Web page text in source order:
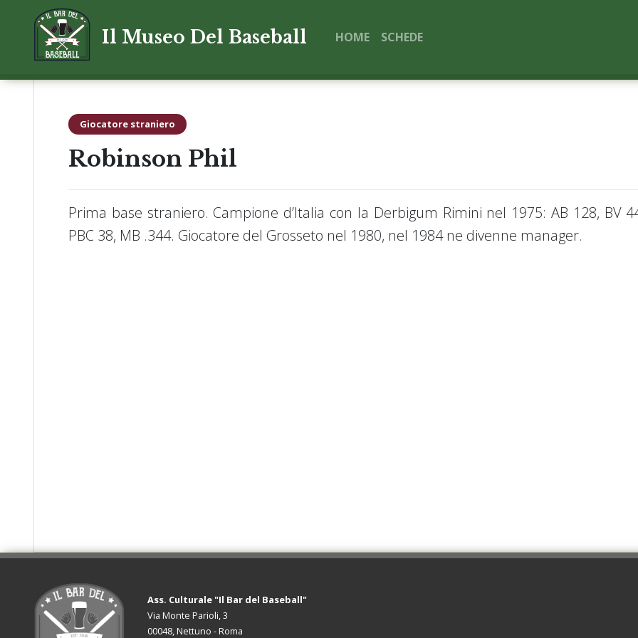
Il Museo Del Baseball HOME SCHEDE
Giocatore straniero
Robinson Phil
Prima base straniero. Campione d’Italia con la Derbigum Rimini nel 1975: AB 128, BV
PBC 38, MB .344. Giocatore del Grosseto nel 1980, nel 1984 ne divenne manager.
Ass. Culturale "Il Bar del Baseball"
Via Monte Parioli, 3
00048, Nettuno - Roma